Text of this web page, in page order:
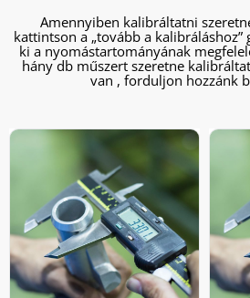
Amennyiben kalibráltatni
kattintson a „tovább a kalibráláshoz”
ki a nyomástartományának
hány db műszert szeretne
van , forduljon hozzánk